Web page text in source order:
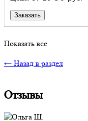
Заказать
Показать все
← Назад в раздел
Отзывы